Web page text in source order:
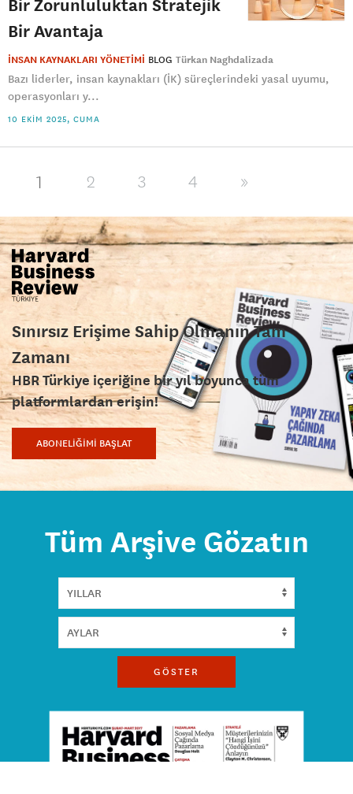
Bir Zorunluluktan Stratejik
Bir Avantaja
İNSAN KAYNAKLARI YÖNETİMİ BLOG Türkan Naghdalizada
Bazı liderler, insan kaynakları (İK) süreçlerindeki yasal uyumu,
operasyonları y...
10 EKIM 2025, CUMA
1 2 3 4 »
Sınırsız Erişime Sahip Olmanın Tam
Zamanı
HBR Türkiye içeriğine bir yıl boyunca tüm
platformlardan erişin!
ABONELİĞİMİ BAŞLAT
Tüm Arşive Gözatın
GÖSTER